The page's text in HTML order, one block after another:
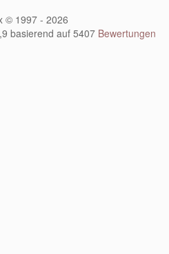
© 1997 - 2026
basierend auf 5407 Bewertungen